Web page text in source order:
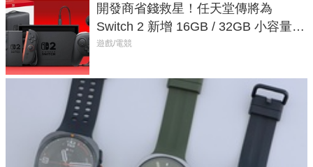
開發商省錢救星！任天堂傳將為
Switch 2 新增 16GB / 32GB 小容量遊
戲卡的選擇
遊戲/電競